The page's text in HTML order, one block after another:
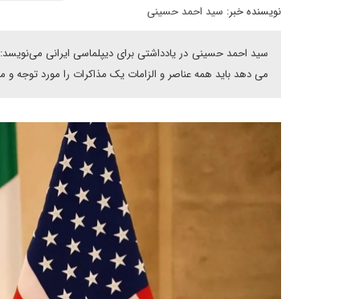
نویسنده خبر: سید احمد حسینی
سید احمد حسینی در یادداشتی برای دیپلماسی ایرانی
می دهد باید همه عناصر و الزامات یک مذاکرات را مورد توجه و